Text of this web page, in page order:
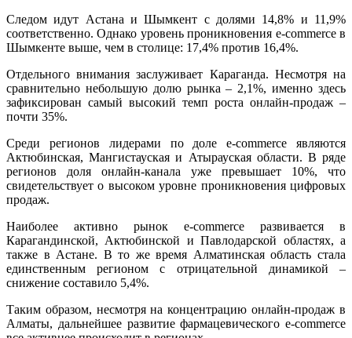
Следом идут Астана и Шымкент с долями 14,8% и 11,9%
соответственно. Однако уровень проникновения e-commerce в
Шымкенте выше, чем в столице: 17,4% против 16,4%.
Отдельного внимания заслуживает Караганда. Несмотря на
сравнительно небольшую долю рынка – 2,1%, именно здесь
зафиксирован самый высокий темп роста онлайн-продаж –
почти 35%.
Среди регионов лидерами по доле e-commerce являются
Актюбинская, Мангистауская и Атырауская области. В ряде
регионов доля онлайн-канала уже превышает 10%, что
свидетельствует о высоком уровне проникновения цифровых
продаж.
Наиболее активно рынок e-commerce развивается в
Карагандинской, Актюбинской и Павлодарской областях, а
также в Астане. В то же время Алматинская область стала
единственным регионом с отрицательной динамикой –
снижение составило 5,4%.
Таким образом, несмотря на концентрацию онлайн-продаж в
Алматы, дальнейшее развитие фармацевического e-commerce